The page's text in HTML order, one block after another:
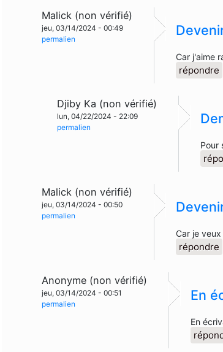
Malick (non vérifié)
jeu, 03/14/2024 - 00:49
permalien
Car j'aime
répondre
Djiby Ka (non vérifié)
lun, 04/22/2024 - 22:09
permalien
Pour
Malick (non vérifié)
jeu, 03/14/2024 - 00:50
permalien
Car je
répondre
Anonyme (non vérifié)
jeu, 03/14/2024 - 00:51
permalien
En
En